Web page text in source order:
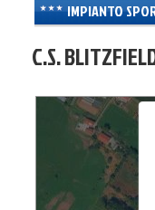
IMPIANTO
C.S.